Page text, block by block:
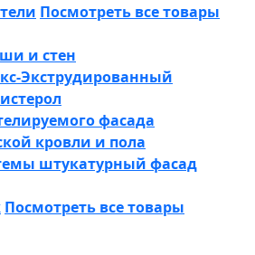
Посмотреть все товары
и стен
Экструдированный
фасада
кровли и пола
штукатурный фасад
Посмотреть все товары